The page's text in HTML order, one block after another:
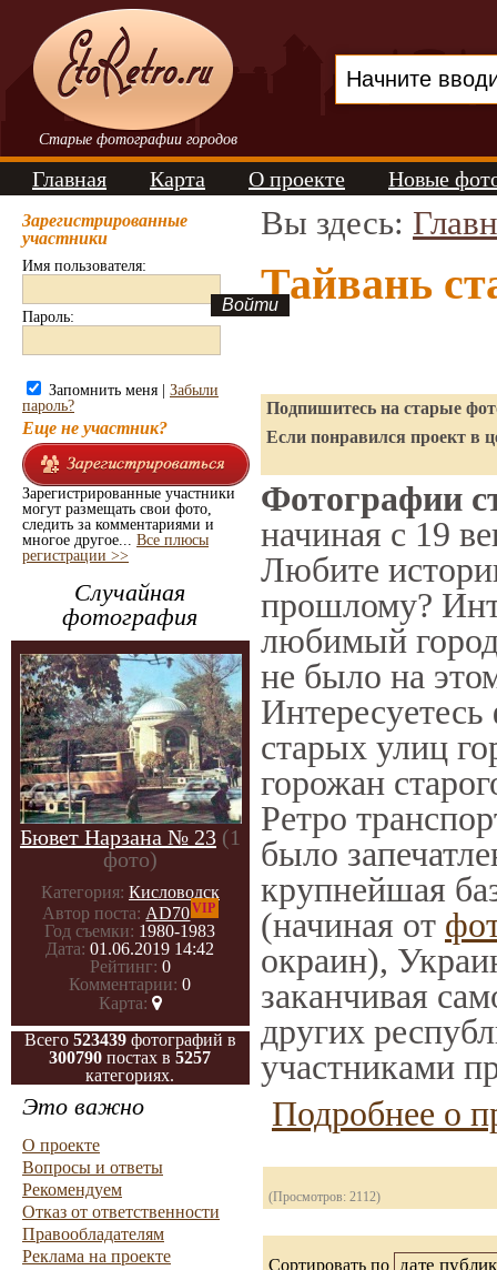
Старые фотографии городов
Главная Карта О проекте Новые
Зарегистрированные
участники
Имя пользователя:
Пароль:
Запомнить меня | Забыли
пароль?
Еще не участник?
Зарегистрированные участники
могут размещать свои фото,
следить за комментариями и
многое другое... Все плюсы
регистрации >>
Случайная
фотография
Бювет Нарзана № 23 (1
фото)
Категория: Кисловодск
Автор поста: AD70VIP
Год съемки: 1980-1983
Дата: 01.06.2019 14:42
Рейтинг: 0
Комментарии: 0
Карта:
Всего 523439 фотографий в
300790 постах в5257
категориях.
Это важно
О проекте
Вопросы и ответы
Рекомендуем
Отказ от ответственности
Правообладателям
Реклама на проекте
Вы здесь:
Тайвань
Подпишитесь на старые
Если понравился проект в
Фотографии
начиная с 19
Любите
прошлому?
любимый
не было на
Интересуетесь
старых улиц
горожан
Ретро
было
крупнейшая
(начиная от
окраин),
заканчивая
других
участниками
Подробнее о
(Просмотров: 2112)
Сортировать по